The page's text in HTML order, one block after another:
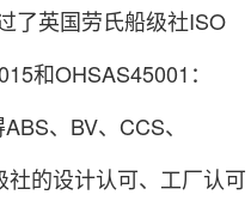
了英国劳氏船级社ISO
和OHSAS45001：
、BV、CCS、
的设计认可、工厂认可